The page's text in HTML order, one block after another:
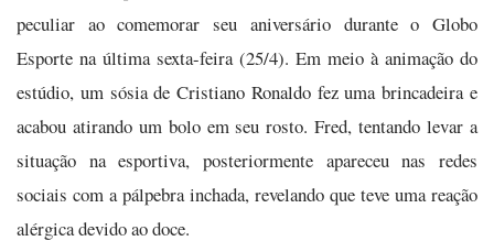
peculiar ao comemorar seu aniversário durante o Globo
Esporte na última sexta-feira (25/4). Em meio à animação do
estúdio, um sósia de Cristiano Ronaldo fez uma brincadeira e
acabou atirando um bolo em seu rosto. Fred, tentando levar a
situação na esportiva, posteriormente apareceu nas redes
sociais com a pálpebra inchada, revelando que teve uma reação
alérgica devido ao doce.